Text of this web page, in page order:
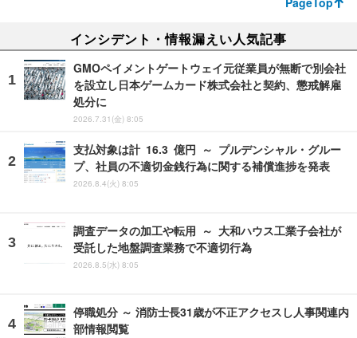
インシデント・情報漏えい人気記事
GMOペイメントゲートウェイ元従業員が無断で別会社
を設立し日本ゲームカード株式会社と契約、懲戒解雇
処分に
2026.7.31(金) 8:05
支払対象は計 16.3 億円 ～ プルデンシャル・グルー
プ、社員の不適切金銭行為に関する補償進捗を発表
2026.8.4(火) 8:05
調査データの加工や転用 ～ 大和ハウス工業子会社が
受託した地盤調査業務で不適切行為
2026.8.5(水) 8:05
停職処分 ～ 消防士長31歳が不正アクセスし人事関連内
部情報閲覧